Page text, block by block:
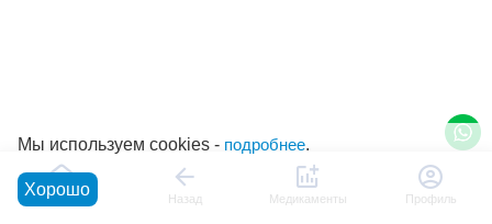
Главная Назад Медикаменты Профиль
Мы используем cookies - подробнее.
Хорошо